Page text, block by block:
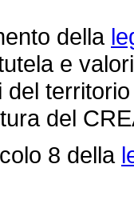
della
e
del
8 della